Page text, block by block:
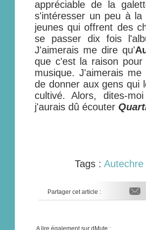
appréciable de la
s'intéresser un peu à
jeunes qui offrent des
se passer dix fois
J'aimerais me dire qu'
que c'est la raison
musique. J'aimerais me
de donner aux gens qui
cultivé. Alors, dites-
j'aurais dû écouter
Tags : Autechre
Partager cet article :
A lire également sur dMute :